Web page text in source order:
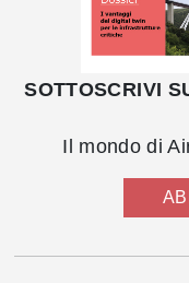
SOTTOSCRIVI
Il mondo di